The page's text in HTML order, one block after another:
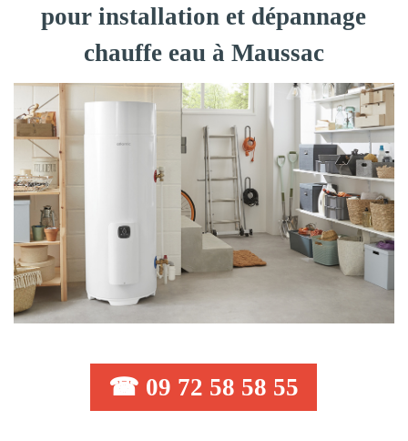
pour installation et dépannage
chauffe eau à Maussac
☎ 09 72 58 58 55